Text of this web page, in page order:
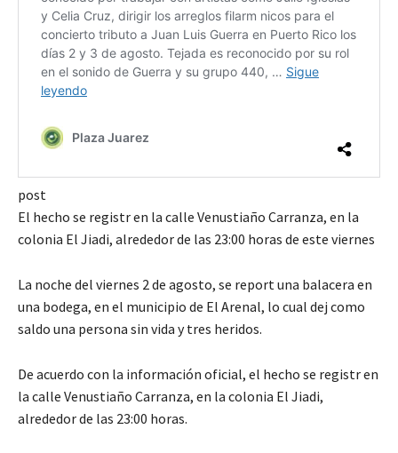
post
El hecho se registr en la calle Venustiaño Carranza, en la
colonia El Jiadi, alrededor de las 23:00 horas de este viernes
La noche del viernes 2 de agosto, se report una balacera en
una bodega, en el municipio de El Arenal, lo cual dej como
saldo una persona sin vida y tres heridos.
De acuerdo con la información oficial, el hecho se registr en
la calle Venustiaño Carranza, en la colonia El Jiadi,
alrededor de las 23:00 horas.